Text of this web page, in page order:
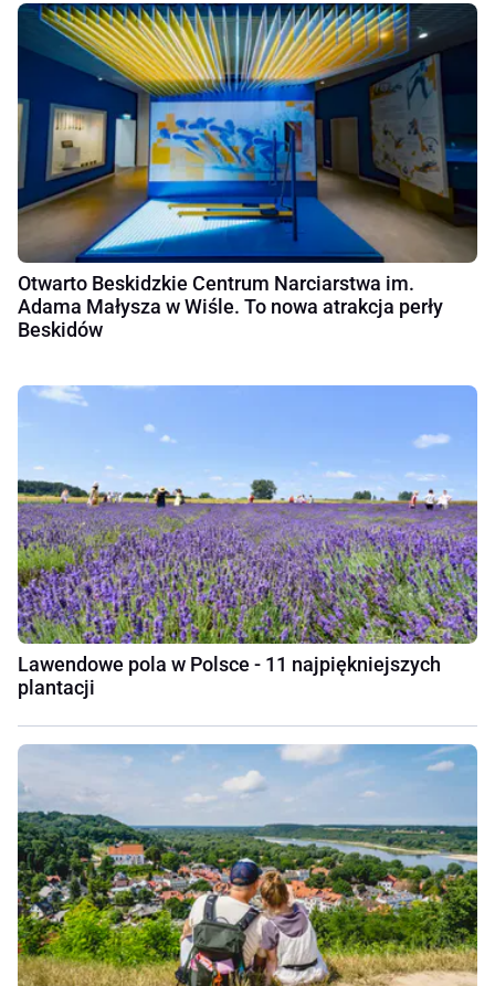
Otwarto Beskidzkie Centrum Narciarstwa im.
Adama Małysza w Wiśle. To nowa atrakcja perły
Beskidów
Lawendowe pola w Polsce - 11 najpiękniejszych
plantacji